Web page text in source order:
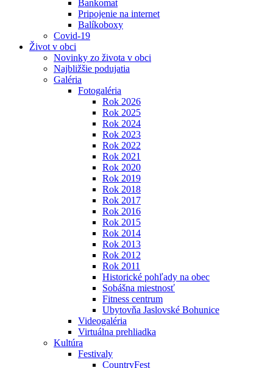
Bankomat
Pripojenie na internet
Balíkoboxy
Covid-19
Život v obci
Novinky zo života v obci
Najbližšie podujatia
Galéria
Fotogaléria
Rok 2026
Rok 2025
Rok 2024
Rok 2023
Rok 2022
Rok 2021
Rok 2020
Rok 2019
Rok 2018
Rok 2017
Rok 2016
Rok 2015
Rok 2014
Rok 2013
Rok 2012
Rok 2011
Historické pohľady na obec
Sobášna miestnosť
Fitness centrum
Ubytovňa Jaslovské Bohunice
Videogaléria
Virtuálna prehliadka
Kultúra
Festivaly
CountryFest